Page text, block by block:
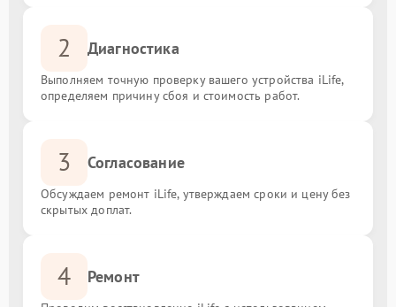
2 Диагностика
Выполняем точную проверку вашего устройства iLife,
определяем причину сбоя и стоимость работ.
3 Согласование
Обсуждаем ремонт iLife, утверждаем сроки и цену без
скрытых доплат.
4 Ремонт